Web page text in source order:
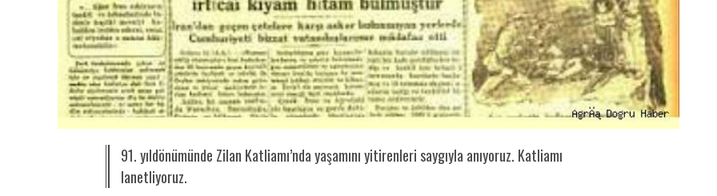
91. yıldönümünde Zilan Katliamı’nda yaşamını yitirenleri saygıyla anıyoruz. Katliamı
lanetliyoruz.